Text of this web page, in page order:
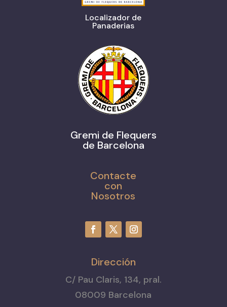
Localizador de
Panaderias
Gremi de Flequers
de Barcelona
Contacte
con
Nosotros
Dirección
C/ Pau Claris, 134, pral.
08009 Barcelona